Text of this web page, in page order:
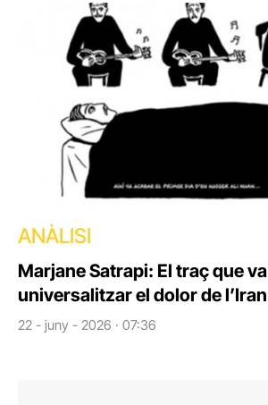
ANÀLISI
Marjane Satrapi: El traç que va
universalitzar el dolor de l’Iran
22 - juny - 2026 · 07:36